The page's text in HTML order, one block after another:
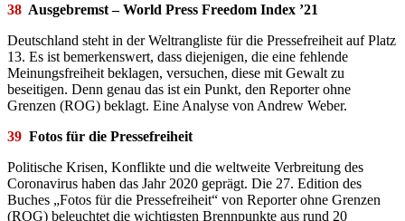
38 Ausgebremst – World Press Freedom Index ’21
Deutschland steht in der Weltrangliste für die Pressefreiheit auf Platz
13. Es ist bemerkenswert, dass diejenigen, die eine fehlende
Meinungsfreiheit beklagen, versuchen, diese mit Gewalt zu
beseitigen. Denn genau das ist ein Punkt, den Reporter ohne
Grenzen (ROG) beklagt. Eine Analyse von Andrew Weber.
39 Fotos für die Pressefreiheit
Politische Krisen, Konflikte und die weltweite Verbreitung des
Coronavirus haben das Jahr 2020 geprägt. Die 27. Edition des
Buches „Fotos für die Pressefreiheit“ von Reporter ohne Grenzen
(ROG) beleuchtet die wichtigsten Brennpunkte aus rund 20